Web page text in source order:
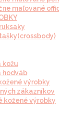
maľované
kožu
hodváb
výrobky
zákazníkov
kožené výrobky